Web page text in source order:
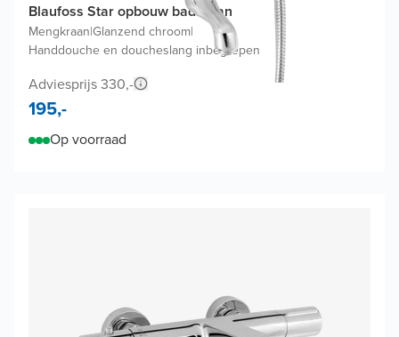
Blaufoss Star opbouw badkraan
Mengkraan|Glanzend chroom|
Handdouche en doucheslang inbegrepen
Adviesprijs 330,-
195,-
Op voorraad